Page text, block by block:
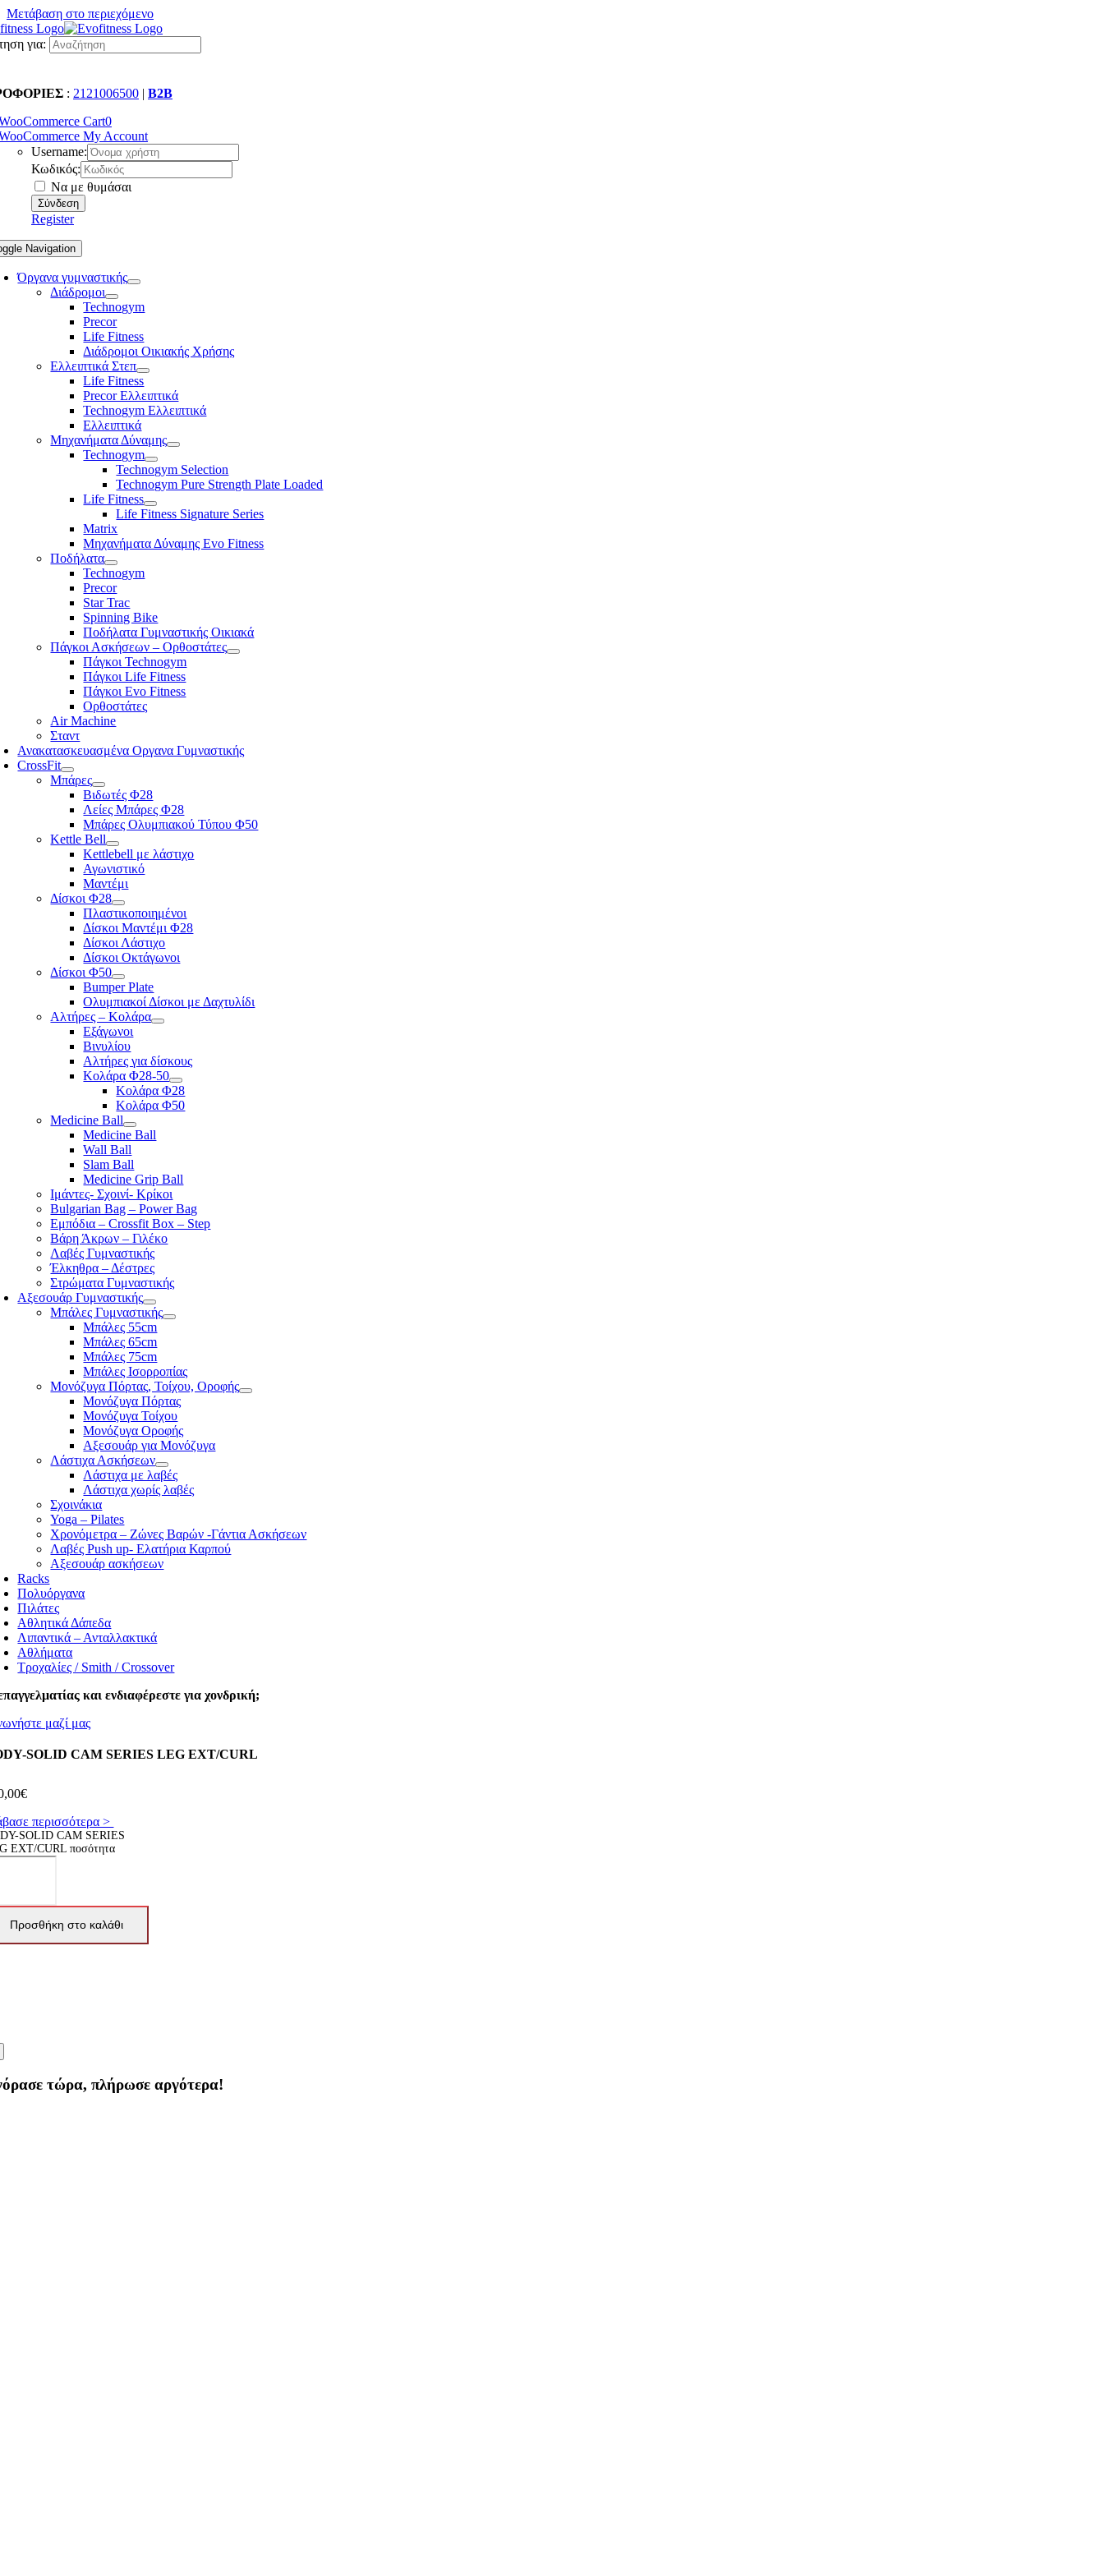
Μετάβαση στο περιεχόμενο
για:
: 2121006500 | B2B
Cart0
My Account
Username:
Κωδικός:
Να με θυμάσαι
Register
Navigation
Όργανα γυμναστικής
Διάδρομοι
Technogym
Precor
Life Fitness
Διάδρομοι Οικιακής Χρήσης
Ελλειπτικά Στεπ
Life Fitness
Precor Ελλειπτικά
Technogym Ελλειπτικά
Ελλειπτικά
Μηχανήματα Δύναμης
Technogym
Technogym Selection
Technogym Pure Strength Plate Loaded
Life Fitness
Life Fitness Signature Series
Matrix
Μηχανήματα Δύναμης Evo Fitness
Ποδήλατα
Technogym
Precor
Star Trac
Spinning Bike
Ποδήλατα Γυμναστικής Οικιακά
Πάγκοι Ασκήσεων – Ορθοστάτες
Πάγκοι Technogym
Πάγκοι Life Fitness
Πάγκοι Evo Fitness
Ορθοστάτες
Air Machine
Σταντ
Ανακατασκευασμένα Οργανα Γυμναστικής
CrossFit
Μπάρες
Βιδωτές Φ28
Λείες Μπάρες Φ28
Μπάρες Ολυμπιακού Τύπου Φ50
Kettle Bell
Kettlebell με λάστιχο
Αγωνιστικό
Μαντέμι
Δίσκοι Φ28
Πλαστικοποιημένοι
Δίσκοι Μαντέμι Φ28
Δίσκοι Λάστιχο
Δίσκοι Οκτάγωνοι
Δίσκοι Φ50
Bumper Plate
Ολυμπιακοί Δίσκοι με Δαχτυλίδι
Αλτήρες – Κολάρα
Εξάγωνοι
Βινυλίου
Αλτήρες για δίσκους
Κολάρα Φ28-50
Κολάρα Φ28
Κολάρα Φ50
Medicine Ball
Medicine Ball
Wall Ball
Slam Ball
Medicine Grip Ball
Ιμάντες- Σχοινί- Κρίκοι
Bulgarian Bag – Power Bag
Εμπόδια – Crossfit Box – Step
Βάρη Άκρων – Γιλέκο
Λαβές Γυμναστικής
Έλκηθρα – Δέστρες
Στρώματα Γυμναστικής
Αξεσουάρ Γυμναστικής
Μπάλες Γυμναστικής
Μπάλες 55cm
Μπάλες 65cm
Μπάλες 75cm
Μπάλες Ισορροπίας
Μονόζυγα Πόρτας, Τοίχου, Οροφής
Μονόζυγα Πόρτας
Μονόζυγα Τοίχου
Μονόζυγα Οροφής
Αξεσουάρ για Μονόζυγα
Λάστιχα Ασκήσεων
Λάστιχα με λαβές
Λάστιχα χωρίς λαβές
Σχοινάκια
Yoga – Pilates
Χρονόμετρα – Ζώνες Βαρών -Γάντια Ασκήσεων
Λαβές Push up- Ελατήρια Καρπού
Αξεσουάρ ασκήσεων
Racks
Πολυόργανα
Πιλάτες
Αθλητικά Δάπεδα
Λιπαντικά – Ανταλλακτικά
Αθλήματα
Τροχαλίες / Smith / Crossover
και ενδιαφέρεστε για χονδρική;
μαζί μας
SOLID CAM SERIES LEG EXT/CURL
€
περισσότερα >
SOLID CAM SERIES
EXT/CURL ποσότητα
Προσθήκη στο καλάθι
τώρα, πλήρωσε αργότερα!